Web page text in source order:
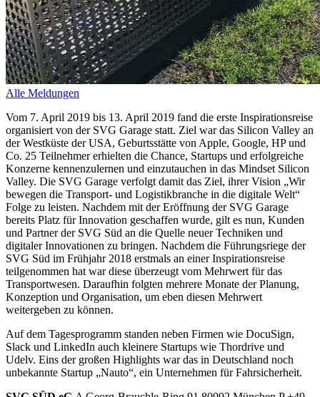
Alle Meldungen
Vom 7. April 2019 bis 13. April 2019 fand die erste Inspirationsreise
organisiert von der SVG Garage statt. Ziel war das Silicon Valley an
der Westküste der USA, Geburtsstätte von Apple, Google, HP und
Co. 25 Teilnehmer erhielten die Chance, Startups und erfolgreiche
Konzerne kennenzulernen und einzutauchen in das Mindset Silicon
Valley. Die SVG Garage verfolgt damit das Ziel, ihrer Vision „Wir
bewegen die Transport- und Logistikbranche in die digitale Welt“
Folge zu leisten. Nachdem mit der Eröffnung der SVG Garage
bereits Platz für Innovation geschaffen wurde, gilt es nun, Kunden
und Partner der SVG Süd an die Quelle neuer Techniken und
digitaler Innovationen zu bringen. Nachdem die Führungsriege der
SVG Süd im Frühjahr 2018 erstmals an einer Inspirationsreise
teilgenommen hat war diese überzeugt vom Mehrwert für das
Transportwesen. Daraufhin folgten mehrere Monate der Planung,
Konzeption und Organisation, um eben diesen Mehrwert
weitergeben zu können.
Auf dem Tagesprogramm standen neben Firmen wie DocuSign,
Slack und LinkedIn auch kleinere Startups wie Thordrive und
Udelv. Eins der großen Highlights war das in Deutschland noch
unbekannte Startup „Nauto“, ein Unternehmen für Fahrsicherheit.